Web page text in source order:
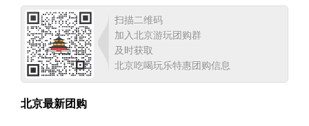
扫描二维码
加入北京游玩团购群
及时获取
北京吃喝玩乐特惠团购信息
北京最新团购